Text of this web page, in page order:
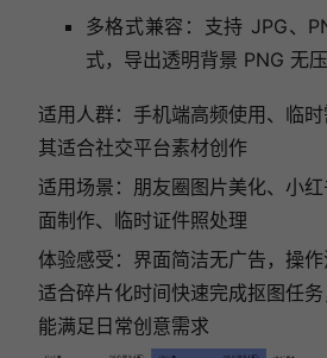
多格式兼容：支持 JPG、
式，导出透明背景 PNG 无
适用人群：手机端高频使用、临
其适合社交平台素材创作
适用场景：朋友圈图片美化、小
面制作、临时证件照处理
体验感受：界面简洁无广告，操作
适合碎片化时间快速完成抠图任务
能满足日常创意需求